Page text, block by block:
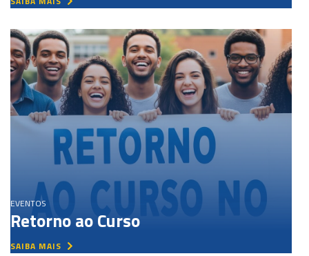
EVENTOS
Retorno ao Curso
SAIBA MAIS